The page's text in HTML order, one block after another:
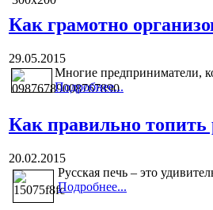
Как грамотно
29.05.2015
Многие предприниматели,
Подробнее...
Как правильно топить
20.02.2015
Русская печь – это
Подробнее...